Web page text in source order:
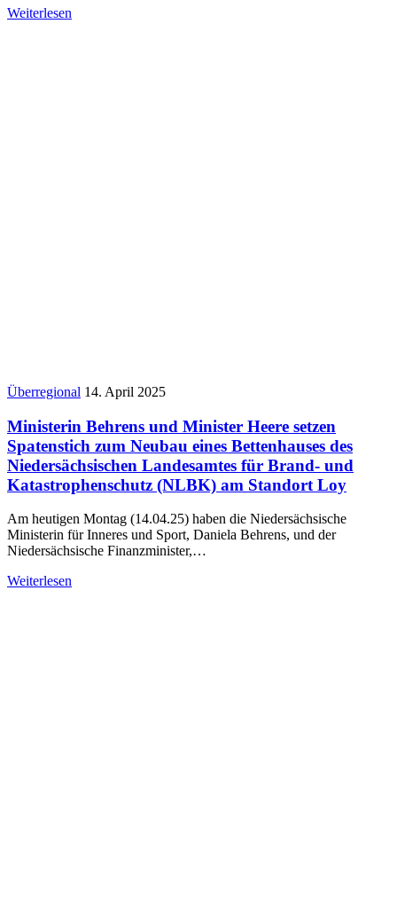
Weiterlesen
Überregional 14. April 2025
Ministerin Behrens und Minister Heere setzen
Spatenstich zum Neubau eines Bettenhauses des
Niedersächsischen Landesamtes für Brand- und
Katastrophenschutz (NLBK) am Standort Loy
Am heutigen Montag (14.04.25) haben die Niedersächsische
Ministerin für Inneres und Sport, Daniela Behrens, und der
Niedersächsische Finanzminister,…
Weiterlesen